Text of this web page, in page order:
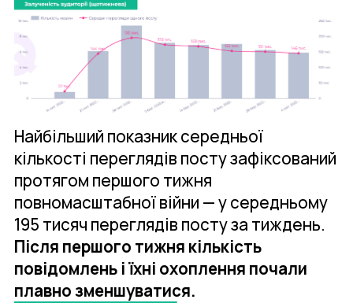
Найбільший показник середньої
кількості переглядів посту зафіксований
протягом першого тижня
повномасштабної війни — у середньому
195 тисяч переглядів посту за тиждень.
Після першого тижня кількість
повідомлень і їхні охоплення почали
плавно зменшуватися.